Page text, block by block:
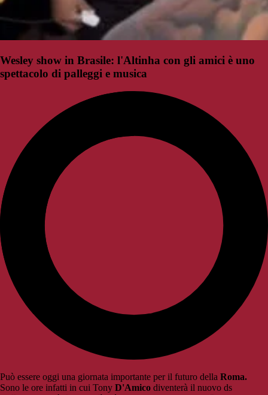
Wesley show in Brasile: l'Altinha con gli amici è uno
spettacolo di palleggi e musica
Può essere oggi una giornata importante per il futuro della Roma.
Sono le ore infatti in cui Tony D'Amico diventerà il nuovo ds